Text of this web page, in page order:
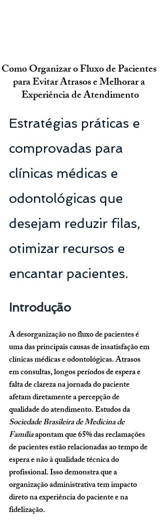
Como Organizar o Fluxo de Pacientes
para Evitar Atrasos e Melhorar a
Experiência de Atendimento
Estratégias práticas e
comprovadas para
clínicas médicas e
odontológicas que
desejam reduzir filas,
otimizar recursos e
encantar pacientes.
Introdução
A desorganização no fluxo de pacientes é
uma das principais causas de insatisfação em
clínicas médicas e odontológicas. Atrasos
em consultas, longos períodos de espera e
falta de clareza na jornada do paciente
afetam diretamente a percepção de
qualidade do atendimento. Estudos da
Sociedade Brasileira de Medicina de
Família apontam que 65% das reclamações
de pacientes estão relacionadas ao tempo de
espera e não à qualidade técnica do
profissional. Isso demonstra que a
organização administrativa tem impacto
direto na experiência do paciente e na
fidelização.